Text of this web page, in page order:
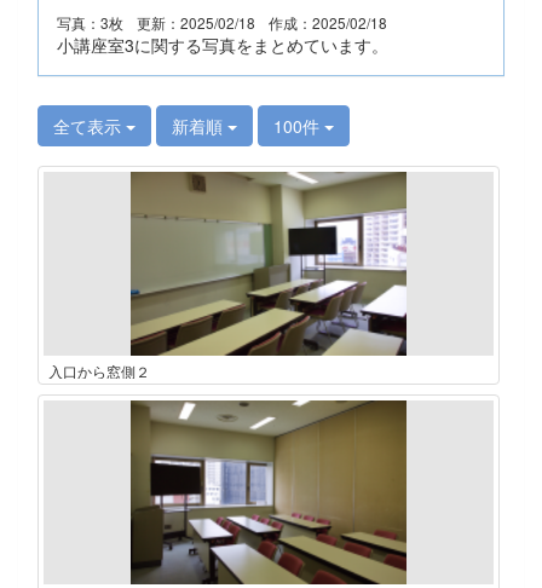
写真：3枚 更新：2025/02/18 作成：2025/02/18
小講座室3に関する写真をまとめています。
全て表示 新着順 100件
入口から窓側２